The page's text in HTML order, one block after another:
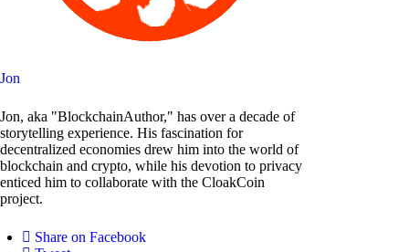
Jon
Jon, aka "BlockchainAuthor," has over a decade of
storytelling experience. His fascination for
decentralized economies drew him into the world of
blockchain and crypto, while his devotion to privacy
enticed him to collaborate with the CloakCoin
project.
Share on Facebook